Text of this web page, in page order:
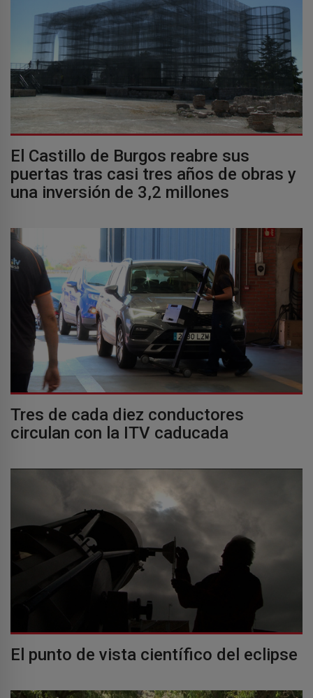
El Castillo de Burgos reabre sus
puertas tras casi tres años de obras y
una inversión de 3,2 millones
Tres de cada diez conductores
circulan con la ITV caducada
El punto de vista científico del eclipse